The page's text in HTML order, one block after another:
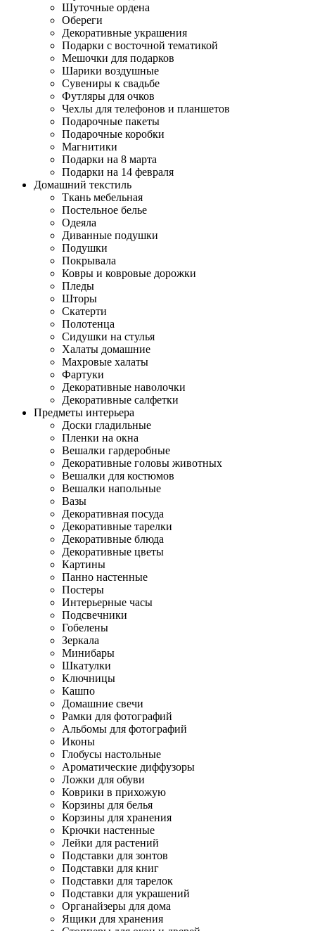
Шуточные ордена
Обереги
Декоративные украшения
Подарки с восточной тематикой
Мешочки для подарков
Шарики воздушные
Сувениры к свадьбе
Футляры для очков
Чехлы для телефонов и планшетов
Подарочные пакеты
Подарочные коробки
Магнитики
Подарки на 8 марта
Подарки на 14 февраля
Домашний текстиль
Ткань мебельная
Постельное белье
Одеяла
Диванные подушки
Подушки
Покрывала
Ковры и ковровые дорожки
Пледы
Шторы
Скатерти
Полотенца
Сидушки на стулья
Халаты домашние
Махровые халаты
Фартуки
Декоративные наволочки
Декоративные салфетки
Предметы интерьера
Доски гладильные
Пленки на окна
Вешалки гардеробные
Декоративные головы животных
Вешалки для костюмов
Вешалки напольные
Вазы
Декоративная посуда
Декоративные тарелки
Декоративные блюда
Декоративные цветы
Картины
Панно настенные
Постеры
Интерьерные часы
Подсвечники
Гобелены
Зеркала
Минибары
Шкатулки
Ключницы
Кашпо
Домашние свечи
Рамки для фотографий
Альбомы для фотографий
Иконы
Глобусы настольные
Ароматические диффузоры
Ложки для обуви
Коврики в прихожую
Корзины для белья
Корзины для хранения
Крючки настенные
Лейки для растений
Подставки для зонтов
Подставки для книг
Подставки для тарелок
Подставки для украшений
Органайзеры для дома
Ящики для хранения